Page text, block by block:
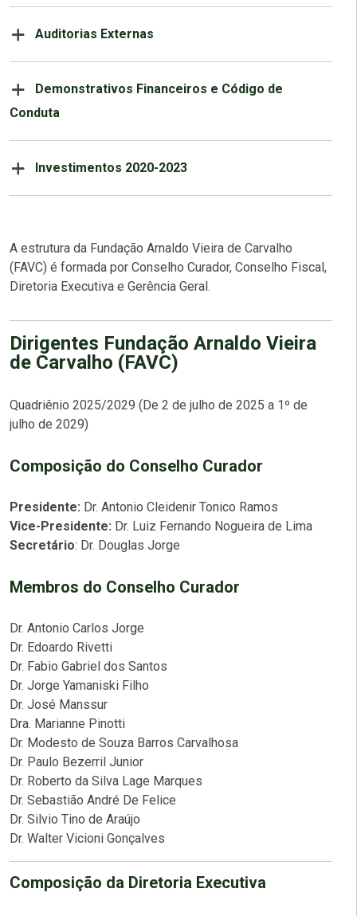
Auditorias Externas
Demonstrativos Financeiros e Código de
Conduta
Investimentos 2020-2023
A estrutura da Fundação Arnaldo Vieira de Carvalho
(FAVC) é formada por Conselho Curador, Conselho Fiscal,
Diretoria Executiva e Gerência Geral.
Dirigentes Fundação Arnaldo Vieira
de Carvalho (FAVC)
Quadriênio 2025/2029 (De 2 de julho de 2025 a 1º de
julho de 2029)
Composição do Conselho Curador
Presidente: Dr. Antonio Cleidenir Tonico Ramos
Vice-Presidente: Dr. Luiz Fernando Nogueira de Lima
Secretário: Dr. Douglas Jorge
Membros do Conselho Curador
Dr. Antonio Carlos Jorge
Dr. Edoardo Rivetti
Dr. Fabio Gabriel dos Santos
Dr. Jorge Yamaniski Filho
Dr. José Manssur
Dra. Marianne Pinotti
Dr. Modesto de Souza Barros Carvalhosa
Dr. Paulo Bezerril Junior
Dr. Roberto da Silva Lage Marques
Dr. Sebastião André De Felice
Dr. Silvio Tino de Araújo
Dr. Walter Vicioni Gonçalves
Composição da Diretoria Executiva